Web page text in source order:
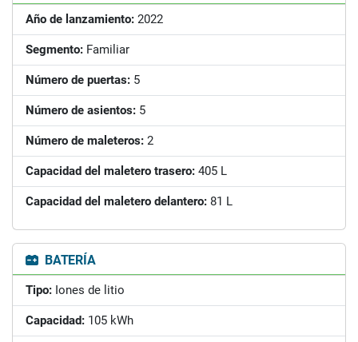
Año de lanzamiento: 2022
Segmento: Familiar
Número de puertas: 5
Número de asientos: 5
Número de maleteros: 2
Capacidad del maletero trasero: 405 L
Capacidad del maletero delantero: 81 L
BATERÍA
Tipo: Iones de litio
Capacidad: 105 kWh